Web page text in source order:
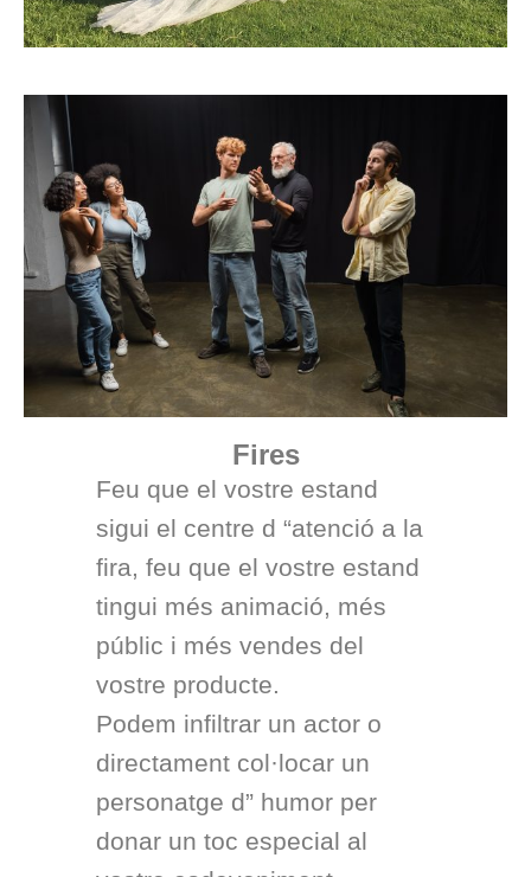
Fires
Feu que el vostre estand
sigui el centre d “atenció a la
fira, feu que el vostre estand
tingui més animació, més
públic i més vendes del
vostre producte.
Podem infiltrar un actor o
directament col·locar un
personatge d” humor per
donar un toc especial al